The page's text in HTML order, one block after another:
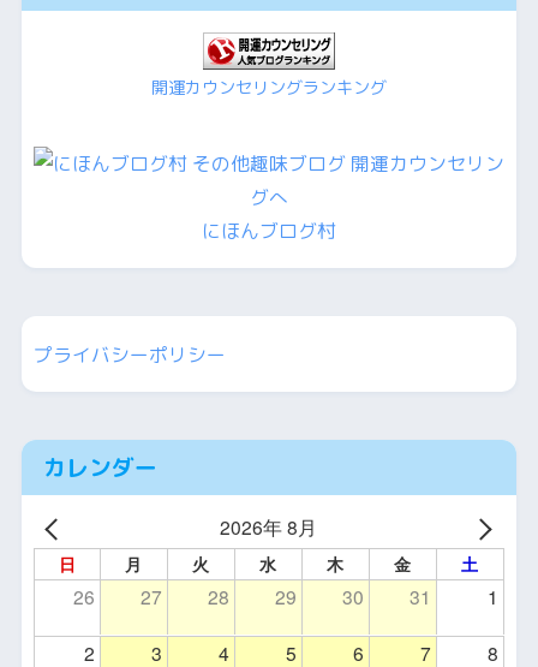
開運カウンセリングランキング
にほんブログ村
プライバシーポリシー
カレンダー
2026年 8月
日 月 火 水 木 金 土
26 27 28 29 30 31 1
2 3 4 5 6 7 8